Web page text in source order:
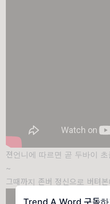
Trend A Word 구독하
젼언니에 따르면 곧 두바이
~
그때까지 존버 정신으로 버텨